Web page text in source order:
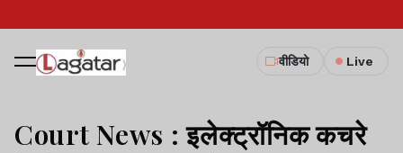
वीडियो Live
Court News : इलेक्ट्रॉनिक कचरे